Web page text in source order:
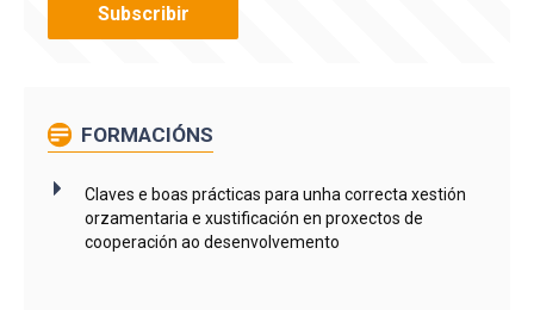
FORMACIÓNS
Claves e boas prácticas para unha correcta xestión
orzamentaria e xustificación en proxectos de
cooperación ao desenvolvemento